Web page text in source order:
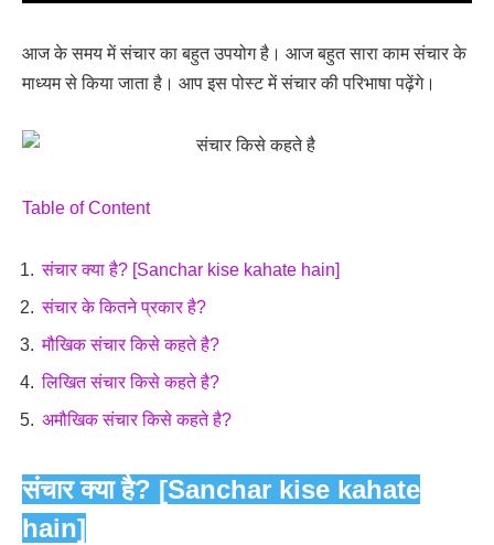
आज के समय में संचार का बहुत उपयोग है। आज बहुत सारा काम संचार के
माध्यम से किया जाता है। आप इस पोस्ट में संचार की परिभाषा पढ़ेंगे।
Table of Content
संचार क्या है? [Sanchar kise kahate hain]
संचार के कितने प्रकार है?
मौखिक संचार किसे कहते है?
लिखित संचार किसे कहते है?
अमौखिक संचार किसे कहते है?
संचार क्या है? [Sanchar kise kahate
hain]